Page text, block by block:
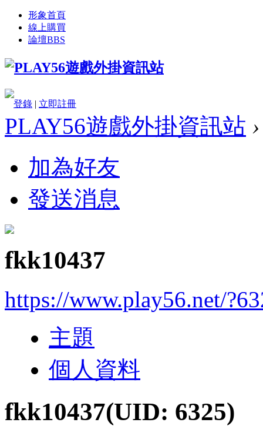
形象首頁
線上購買
論壇BBS
登錄 | 立即註冊
PLAY56遊戲外掛資訊站 ›
加為好友
發送消息
fkk10437
https://www.play56.net/
主題
個人資料
fkk10437(UID: 6325)